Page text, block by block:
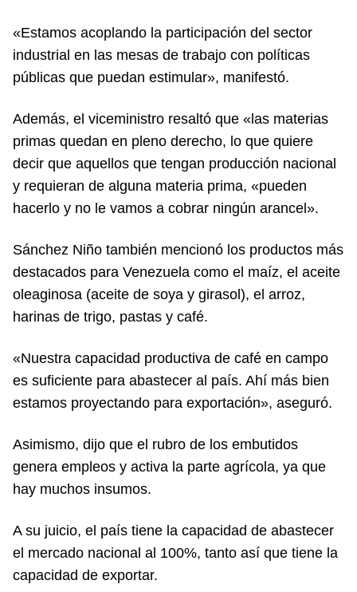
«Estamos acoplando la participación del sector
industrial en las mesas de trabajo con políticas
públicas que puedan estimular», manifestó.
Además, el viceministro resaltó que «las materias
primas quedan en pleno derecho, lo que quiere
decir que aquellos que tengan producción nacional
y requieran de alguna materia prima, «pueden
hacerlo y no le vamos a cobrar ningún arancel».
Sánchez Niño también mencionó los productos más
destacados para Venezuela como el maíz, el aceite
oleaginosa (aceite de soya y girasol), el arroz,
harinas de trigo, pastas y café.
«Nuestra capacidad productiva de café en campo
es suficiente para abastecer al país. Ahí más bien
estamos proyectando para exportación», aseguró.
Asimismo, dijo que el rubro de los embutidos
genera empleos y activa la parte agrícola, ya que
hay muchos insumos.
A su juicio, el país tiene la capacidad de abastecer
el mercado nacional al 100%, tanto así que tiene la
capacidad de exportar.